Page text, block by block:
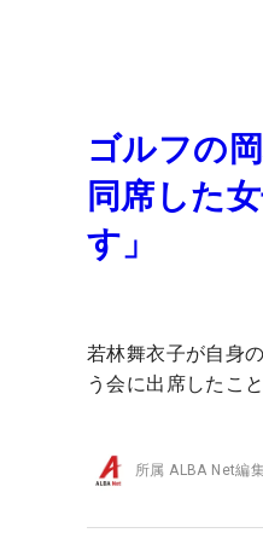
ゴルフの
同席した
す」
若林舞衣子が自身
う会に出席したこ
所属ALBA Net編